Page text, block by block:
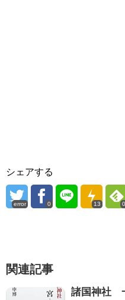
シェアする
error 0 13 0
関連記事
諸国神社